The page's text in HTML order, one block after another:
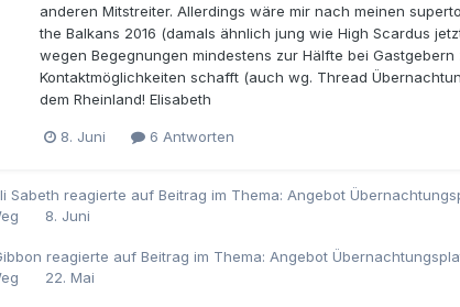
anderen Mitstreiter. Allerdings wäre mir nach meinen
the Balkans 2016 (damals ähnlich jung wie High Scardus
wegen Begegnungen mindestens zur Hälfte bei
Kontaktmöglichkeiten schafft (auch wg. Thread
dem Rheinland! Elisabeth
8. Juni 6 Antworten
Sabeth reagierte auf Beitrag im Thema: Angebot
8. Juni
reagierte auf Beitrag im Thema: Angebot
22. Mai